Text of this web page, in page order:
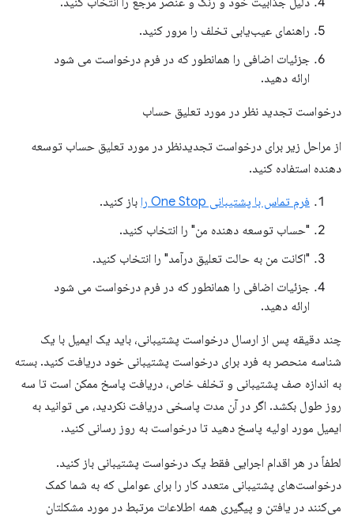
راهنمای عیب‌یابی تخلف را مرور کنید.
جزئیات اضافی را همانطور که در فرم درخواست می شود
ارائه دهید.
درخواست تجدید نظر در مورد تعلیق حساب
از مراحل زیر برای درخواست تجدیدنظر در مورد تعلیق حساب توسعه
دهنده استفاده کنید.
فرم تماس با پشتیبانی One Stop را
باز کنید.
"حساب توسعه دهنده من" را انتخاب کنید.
"اکانت من به حالت تعلیق درآمد" را انتخاب کنید.
جزئیات اضافی را همانطور که در فرم درخواست می شود
ارائه دهید.
چند دقیقه پس از ارسال درخواست پشتیبانی، باید یک ایمیل با یک
شناسه منحصر به فرد برای درخواست پشتیبانی خود دریافت کنید. بسته
به اندازه صف پشتیبانی و تخلف خاص، دریافت پاسخ ممکن است تا سه
روز طول بکشد. اگر در آن مدت پاسخی دریافت نکردید، می توانید به
ایمیل مورد اولیه پاسخ دهید تا درخواست به روز رسانی کنید.
لطفاً در هر اقدام اجرایی فقط یک درخواست پشتیبانی باز کنید.
درخواست‌های پشتیبانی متعدد کار را برای عواملی که به شما کمک
می‌کنند در یافتن و پیگیری همه اطلاعات مرتبط در مورد مشکلتان